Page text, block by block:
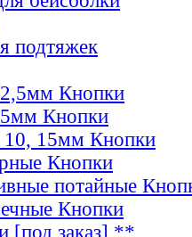
подтяжек
Кнопки
Кнопки
15мм Кнопки
Кнопки
потайные
Кнопки
[под заказ] **